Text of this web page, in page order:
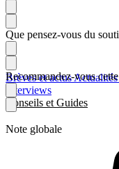
Brèves et actus
Interviews
Conseils et Guides
Que pensez-vous du
Recommandez-vous
Note globale